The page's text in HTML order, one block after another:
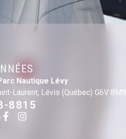
Nautique Lévy
Laurent, Lévis (Québec) G6V 8M9
8815